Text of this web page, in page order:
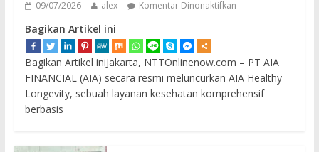
09/07/2026 alex Komentar Dinonaktifkan
Bagikan Artikel ini
Bagikan Artikel iniJakarta, NTTOnlinenow.com – PT AIA
FINANCIAL (AIA) secara resmi meluncurkan AIA Healthy
Longevity, sebuah layanan kesehatan komprehensif
berbasis